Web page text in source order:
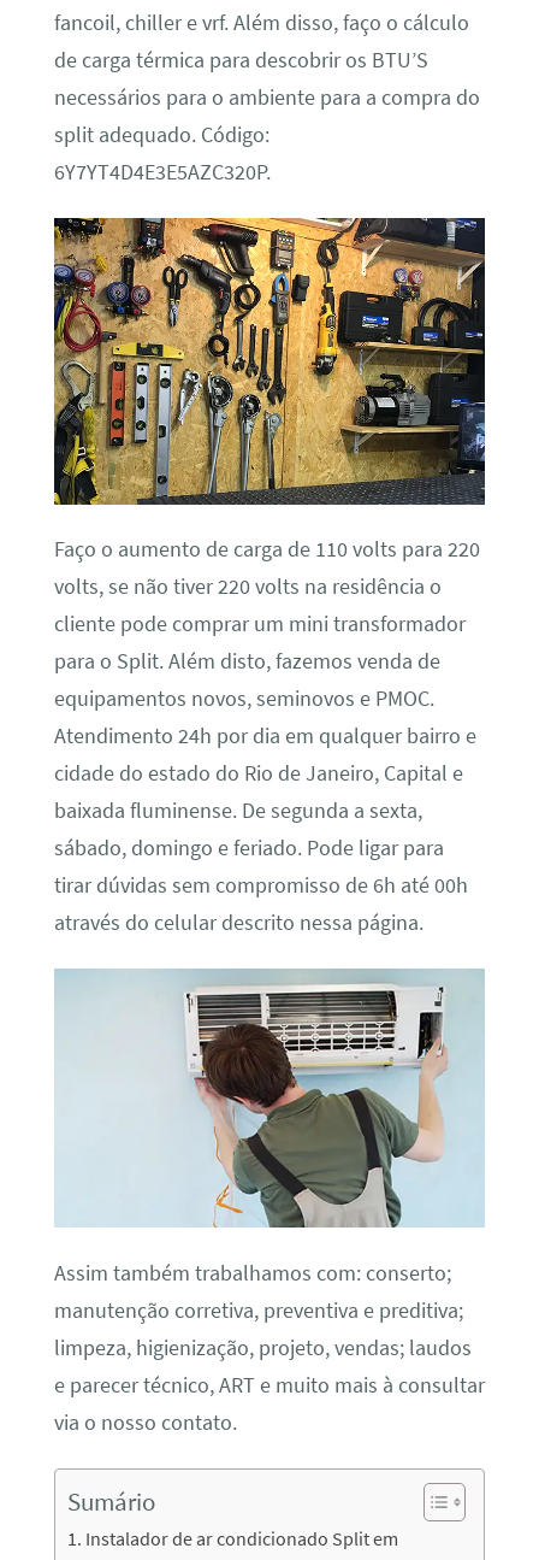
fancoil, chiller e vrf. Além disso, faço o cálculo
de carga térmica para descobrir os BTU’S
necessários para o ambiente para a compra do
split adequado. Código:
6Y7YT4D4E3E5AZC320P.
Faço o aumento de carga de 110 volts para 220
volts, se não tiver 220 volts na residência o
cliente pode comprar um mini transformador
para o Split. Além disto, fazemos venda de
equipamentos novos, seminovos e PMOC.
Atendimento 24h por dia em qualquer bairro e
cidade do estado do Rio de Janeiro, Capital e
baixada fluminense. De segunda a sexta,
sábado, domingo e feriado. Pode ligar para
tirar dúvidas sem compromisso de 6h até 00h
através do celular descrito nessa página.
Assim também trabalhamos com: conserto;
manutenção corretiva, preventiva e preditiva;
limpeza, higienização, projeto, vendas; laudos
e parecer técnico, ART e muito mais à consultar
via o nosso contato.
Sumário
Instalador de ar condicionado Split em